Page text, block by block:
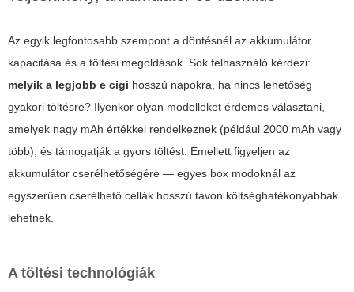
Az egyik legfontosabb szempont a döntésnél az akkumulátor
kapacitása és a töltési megoldások. Sok felhasználó kérdezi:
melyik a legjobb e cigi hosszú napokra, ha nincs lehetőség
gyakori töltésre? Ilyenkor olyan modelleket érdemes választani,
amelyek nagy mAh értékkel rendelkeznek (például 2000 mAh vagy
több), és támogatják a gyors töltést. Emellett figyeljen az
akkumulátor cserélhetőségére — egyes box modoknál az
egyszerűen cserélhető cellák hosszú távon költséghatékonyabbak
lehetnek.
A töltési technológiák